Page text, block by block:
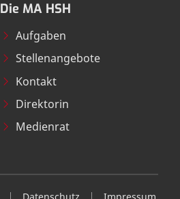
Die MA HSH
Aufgaben
Stellenangebote
Kontakt
Direktorin
Medienrat